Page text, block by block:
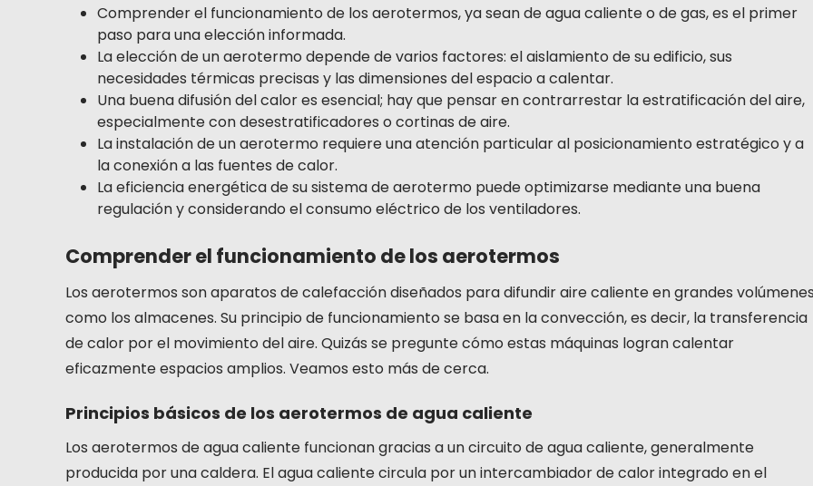
Comprender el funcionamiento de los aerotermos, ya sean de agua caliente o de gas, es el primer
paso para una elección informada.
La elección de un aerotermo depende de varios factores: el aislamiento de su edificio, sus
necesidades térmicas precisas y las dimensiones del espacio a calentar.
Una buena difusión del calor es esencial; hay que pensar en contrarrestar la estratificación del aire,
especialmente con desestratificadores o cortinas de aire.
La instalación de un aerotermo requiere una atención particular al posicionamiento estratégico y a
la conexión a las fuentes de calor.
La eficiencia energética de su sistema de aerotermo puede optimizarse mediante una buena
regulación y considerando el consumo eléctrico de los ventiladores.
Comprender el funcionamiento de los aerotermos
Los aerotermos son aparatos de calefacción diseñados para difundir aire caliente en grandes
como los almacenes. Su principio de funcionamiento se basa en la convección, es decir, la transferencia
de calor por el movimiento del aire. Quizás se pregunte cómo estas máquinas logran calentar
eficazmente espacios amplios. Veamos esto más de cerca.
Principios básicos de los aerotermos de agua caliente
Los aerotermos de agua caliente funcionan gracias a un circuito de agua caliente, generalmente
producida por una caldera. El agua caliente circula por un intercambiador de calor integrado en el